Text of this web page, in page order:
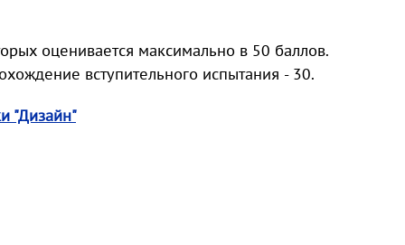
оценивается максимально в 50 баллов.
вступительного испытания - 30.
"Дизайн"